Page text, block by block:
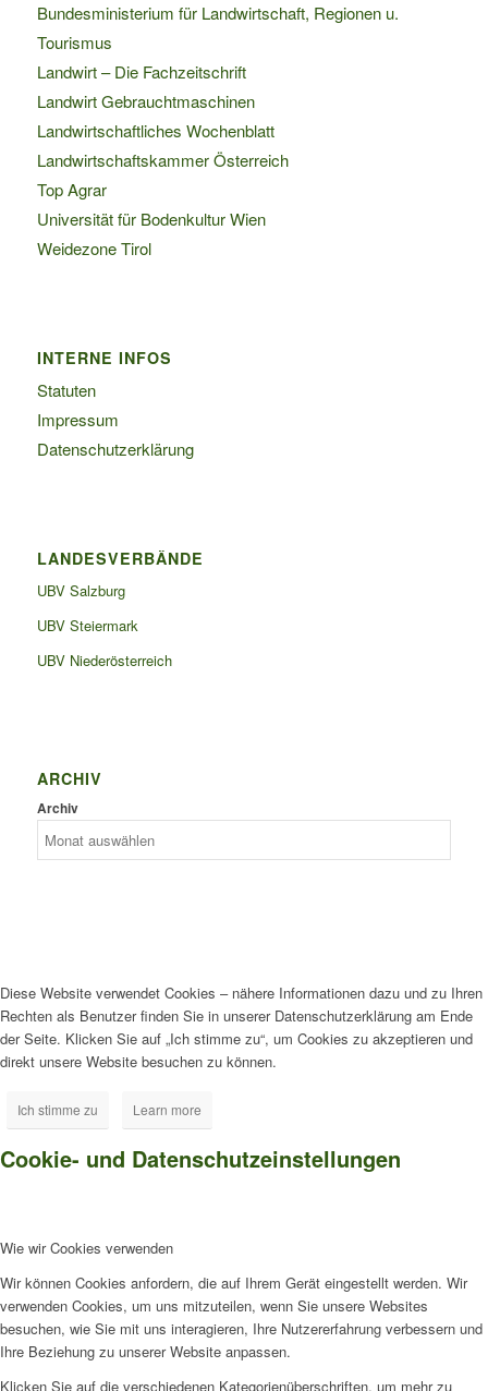
Bundesministerium für Landwirtschaft, Regionen u.
Tourismus
Landwirt – Die Fachzeitschrift
Landwirt Gebrauchtmaschinen
Landwirtschaftliches Wochenblatt
Landwirtschaftskammer Österreich
Top Agrar
Universität für Bodenkultur Wien
Weidezone Tirol
INTERNE INFOS
Statuten
Impressum
Datenschutzerklärung
LANDESVERBÄNDE
UBV Salzburg
UBV Steiermark
UBV Niederösterreich
ARCHIV
Archiv
Diese Website verwendet Cookies – nähere Informationen dazu und zu Ihren
Rechten als Benutzer finden Sie in unserer Datenschutzerklärung am Ende
der Seite. Klicken Sie auf „Ich stimme zu“, um Cookies zu akzeptieren und
direkt unsere Website besuchen zu können.
Ich stimme zu Learn more
Cookie- und Datenschutzeinstellungen
Wie wir Cookies verwenden
Wir können Cookies anfordern, die auf Ihrem Gerät eingestellt werden. Wir
verwenden Cookies, um uns mitzuteilen, wenn Sie unsere Websites
besuchen, wie Sie mit uns interagieren, Ihre Nutzererfahrung verbessern und
Ihre Beziehung zu unserer Website anpassen.
Klicken Sie auf die verschiedenen Kategorienüberschriften, um mehr zu